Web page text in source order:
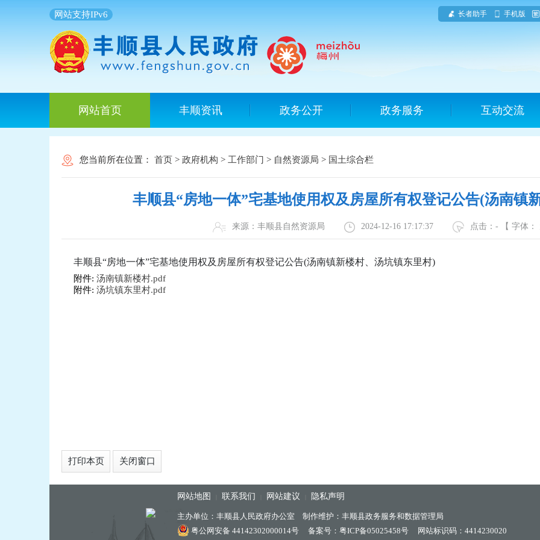
网站支持IPv6 长者助手 手机版
网站首页 丰顺资讯 政务公开 政务服务 互动交流
您当前所在位置： 首页 > 政府机构 > 工作部门 > 自然资源局 > 国土综合栏
丰顺县“房地一体”宅基地使用权及房屋所有权登记公告(汤南镇
来源：丰顺县自然资源局 2024-12-16 17:17:37 点击： - 【 字体：
丰顺县“房地一体”宅基地使用权及房屋所有权登记公告(汤南镇新楼村、汤坑镇东里村)
附件: 汤南镇新楼村.pdf
附件: 汤坑镇东里村.pdf
打印本页 关闭窗口
网站地图 联系我们 网站建议 隐私声明
主办单位：丰顺县人民政府办公室 制作维护：丰顺县政务服务和数据管理局
粤公网安备 44142302000014号
备案号：粤ICP备05025458号 网站标识码：4414230020